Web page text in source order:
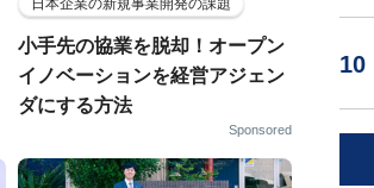
日本企業の新規事業開発の課題
小手先の協業を脱却！オープン
イノベーションを経営アジェン
ダにする方法
Sponsored